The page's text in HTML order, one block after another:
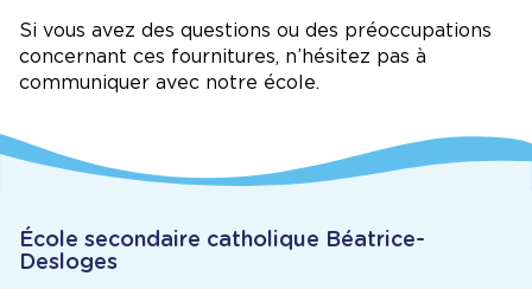
Si vous avez des questions ou des préoccupations
concernant ces fournitures, n’hésitez pas à
communiquer avec notre école.
École secondaire catholique Béatrice-
Desloges